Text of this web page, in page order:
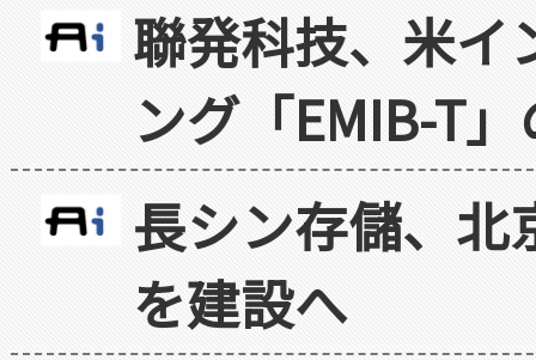
聯発科技、米イ
ング「EMIB-T
長シン存儲、北
を建設へ